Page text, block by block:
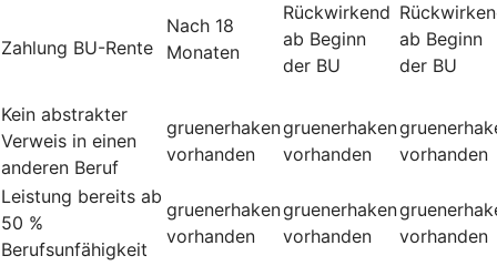
Zahlung BU-Rente
Nach 18
Monaten
Rückwirkend
ab Beginn
der BU
ab Beginn
der BU
Kein abstrakter
Verweis in einen
anderen Beruf
gruenerhaken
vorhanden
gruenerhaken
vorhanden
vorhanden
Leistung bereits ab
50 %
Berufsunfähigkeit
gruenerhaken
vorhanden
gruenerhaken
vorhanden
vorhanden